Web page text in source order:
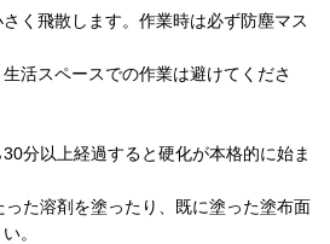
く飛散します。作業時は必ず防塵マス
スペースでの作業は避けてくださ
分以上経過すると硬化が本格的に始ま
た溶剤を塗ったり、既に塗った塗布面
。